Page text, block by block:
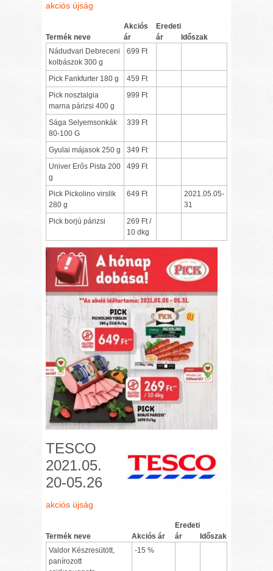
akciós újság
Termék neve
Akciós
ár
Eredeti
ár
Időszak
Nádudvari Debreceni
kolbászok 300 g
699 Ft
Pick Fankfurter 180 g
459 Ft
Pick nosztalgia
marna párizsi 400 g
999 Ft
Sága Selyemsonkák
80-100 G
339 Ft
Gyulai májasok 250 g
349 Ft
Univer Erős Pista 200
g
499 Ft
Pick Pickolino virslik
280 g
649 Ft
2021.05.05-
31
Pick borjú párizsi
269 Ft /
10 dkg
TESCO
2021.05.
20-05.26
akciós újság
Termék neve Akciós ár
Eredeti
ár
Időszak
Valdor Készresütött,
panírozott
-15 %